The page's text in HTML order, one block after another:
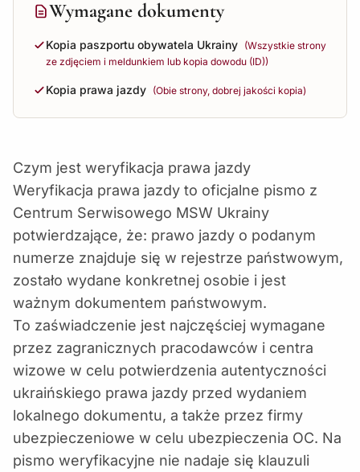
Wymagane dokumenty
Kopia paszportu obywatela Ukrainy (Wszystkie strony
ze zdjęciem i meldunkiem lub kopia dowodu (ID))
Kopia prawa jazdy (Obie strony, dobrej jakości kopia)
Czym jest weryfikacja prawa jazdy
Weryfikacja prawa jazdy to oficjalne pismo z
Centrum Serwisowego MSW Ukrainy
potwierdzające, że: prawo jazdy o podanym
numerze znajduje się w rejestrze państwowym,
zostało wydane konkretnej osobie i jest
ważnym dokumentem państwowym.
To zaświadczenie jest najczęściej wymagane
przez zagranicznych pracodawców i centra
wizowe w celu potwierdzenia autentyczności
ukraińskiego prawa jazdy przed wydaniem
lokalnego dokumentu, a także przez firmy
ubezpieczeniowe w celu ubezpieczenia OC. Na
pismo weryfikacyjne nie nadaje się klauzuli